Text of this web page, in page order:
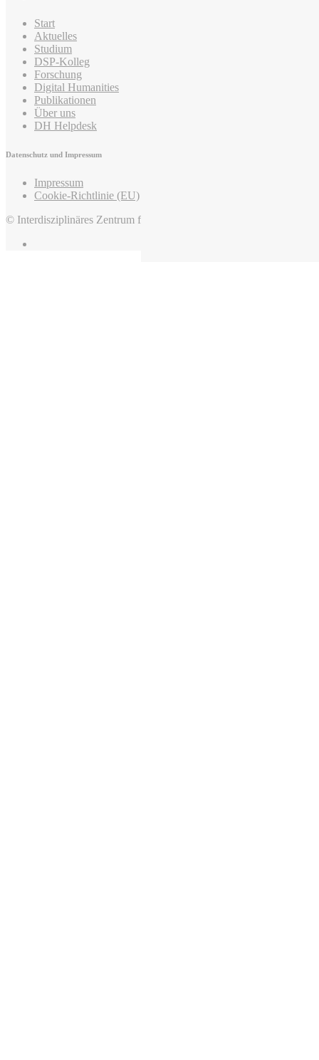
Start
Aktuelles
Studium
DSP-Kolleg
Forschung
Digital Humanities
Publikationen
Über uns
DH Helpdesk
Datenschutz und Impressum
Impressum
Cookie-Richtlinie (EU)
© Interdisziplinäres Zentrum für Mittelalter und Frühneuzeit, 2022